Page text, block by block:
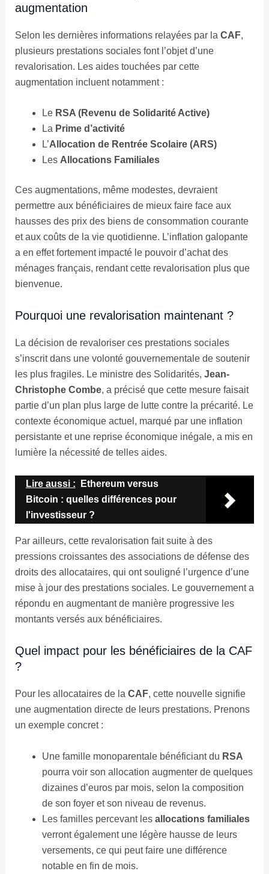
augmentation
Selon les dernières informations relayées par la CAF,
plusieurs prestations sociales font l’objet d’une
revalorisation. Les aides touchées par cette
augmentation incluent notamment :
Le RSA (Revenu de Solidarité Active)
La Prime d’activité
L’Allocation de Rentrée Scolaire (ARS)
Les Allocations Familiales
Ces augmentations, même modestes, devraient
permettre aux bénéficiaires de mieux faire face aux
hausses des prix des biens de consommation courante
et aux coûts de la vie quotidienne. L’inflation galopante
a en effet fortement impacté le pouvoir d’achat des
ménages français, rendant cette revalorisation plus que
bienvenue.
Pourquoi une revalorisation maintenant ?
La décision de revaloriser ces prestations sociales
s’inscrit dans une volonté gouvernementale de soutenir
les plus fragiles. Le ministre des Solidarités, Jean-
Christophe Combe, a précisé que cette mesure faisait
partie d’un plan plus large de lutte contre la précarité. Le
contexte économique actuel, marqué par une inflation
persistante et une reprise économique inégale, a mis en
lumière la nécessité de telles aides.
Lire aussi :
Ethereum versus
Bitcoin : quelles différences pour
l'investisseur ?
Par ailleurs, cette revalorisation fait suite à des
pressions croissantes des associations de défense des
droits des allocataires, qui ont souligné l’urgence d’une
mise à jour des prestations sociales. Le gouvernement a
répondu en augmentant de manière progressive les
montants versés aux bénéficiaires.
Quel impact pour les bénéficiaires de la CAF
?
Pour les allocataires de la CAF, cette nouvelle signifie
une augmentation directe de leurs prestations. Prenons
un exemple concret :
Une famille monoparentale bénéficiant du RSA
pourra voir son allocation augmenter de quelques
dizaines d’euros par mois, selon la composition
de son foyer et son niveau de revenus.
Les familles percevant les allocations familiales
verront également une légère hausse de leurs
versements, ce qui peut faire une différence
notable en fin de mois.